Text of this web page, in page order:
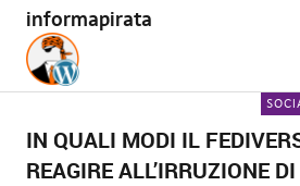
informapirata
IN QUALI MODI IL
REAGIRE ALL’IRRUZIONE